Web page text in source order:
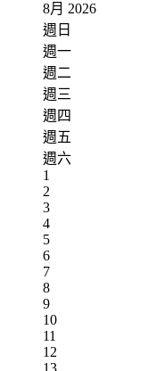
8月 2026
週日
週一
週二
週三
週四
週五
週六
1
2
3
4
5
6
7
8
9
10
11
12
13